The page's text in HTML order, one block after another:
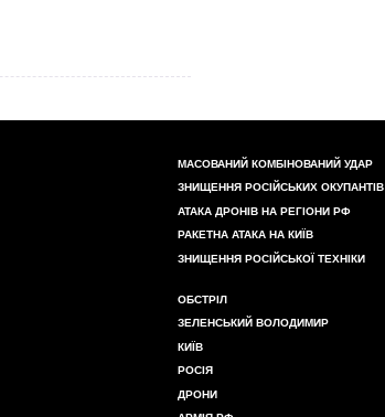
МАСОВАНИЙ КОМБІНОВАНИЙ УДАР
ЗНИЩЕННЯ РОСІЙСЬКИХ ОКУПАНТІВ
АТАКА ДРОНІВ НА РЕГІОНИ РФ
РАКЕТНА АТАКА НА КИЇВ
ЗНИЩЕННЯ РОСІЙСЬКОЇ ТЕХНІКИ
ОБСТРІЛ
ЗЕЛЕНСЬКИЙ ВОЛОДИМИР
КИЇВ
РОСІЯ
ДРОНИ